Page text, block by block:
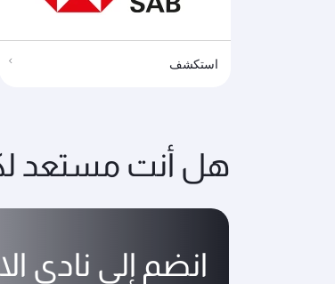
استكشف
هل أنت مستعد
انضم إلى نادي